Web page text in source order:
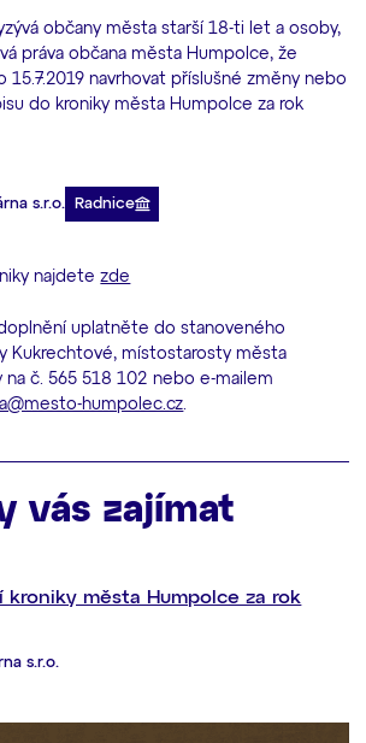
občany města starší 18-ti let a osoby,
práva občana města Humpolce, že
navrhovat příslušné změny nebo
do kroniky města Humpolce za rok
s.r.o. Radnice
najdetezde
uplatněte do stanoveného
Kukrechtové, místostarosty města
č. 565 518 102 nebo e-mailem
humpolec.cz
vás zajímat
kroniky města Humpolce za rok
s.r.o.